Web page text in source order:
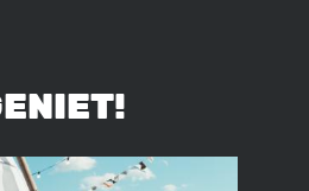
Image